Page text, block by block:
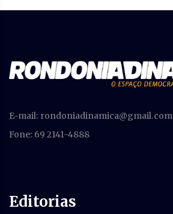
E-mail: rondoniadinamica@gmail.com
Fone: 69 2141-4888
Editorias